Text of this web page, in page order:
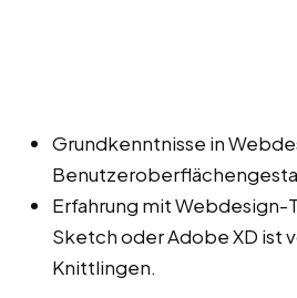
Grundkenntnisse in
Erfahrung mit Webdesign-
Sketch oder Adobe XD ist
Knittlingen.